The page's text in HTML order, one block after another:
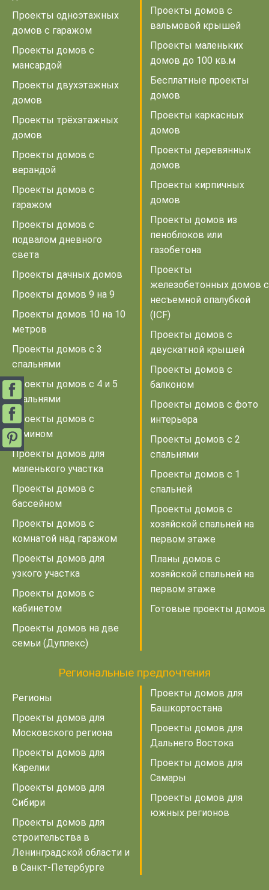
Проекты одноэтажных
домов с гаражом
Проекты домов с
мансардой
Проекты двухэтажных
домов
Проекты трёхэтажных
домов
Проекты домов с
верандой
Проекты домов с
гаражом
Проекты домов с
подвалом дневного
света
Проекты дачных домов
Проекты домов 9 на 9
Проекты домов 10 на 10
метров
Проекты домов с 3
спальнями
Проекты домов с 4 и 5
спальнями
Проекты домов с
камином
Проекты домов для
маленького участка
Проекты домов с
бассейном
Проекты домов с
комнатой над гаражом
Проекты домов для
узкого участка
Проекты домов с
кабинетом
Проекты домов на две
семьи (Дуплекс)
Проекты домов с
вальмовой крышей
Проекты маленьких
домов до 100 кв.м
Бесплатные проекты
домов
Проекты каркасных
домов
Проекты деревянных
домов
Проекты кирпичных
домов
Проекты домов из
пеноблоков или
газобетона
Проекты
железобетонных домов с
несъемной опалубкой
(ICF)
Проекты домов с
двускатной крышей
Проекты домов с
балконом
Проекты домов с фото
интерьера
Проекты домов с 2
спальнями
Проекты домов с 1
спальней
Проекты домов с
хозяйской спальней на
первом этаже
Планы домов с
хозяйской спальней на
первом этаже
Готовые проекты домов
Региональные предпочтения
Регионы
Проекты домов для
Московского региона
Проекты домов для
Карелии
Проекты домов для
Сибири
Проекты домов для
строительства в
Ленинградской области и
в Санкт-Петербурге
Проекты домов для
Башкортостана
Проекты домов для
Дальнего Востока
Проекты домов для
Самары
Проекты домов для
южных регионов